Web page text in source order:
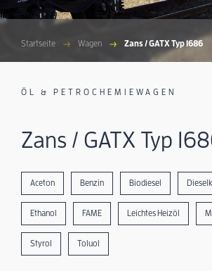
Startseite Wagen Zans / GATX Typ 1686
ÖL & PETROCHEMIEWAGEN
Zans / GATX Typ
Aceton Benzin Biodiesel
Ethanol FAME Leichtes Heizöl
Styrol Toluol